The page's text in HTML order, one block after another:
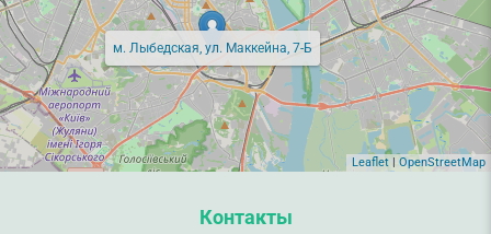
м. Лыбедская, ул. Маккейна, 7-Б
Leaflet| OpenStreetMap
Контакты